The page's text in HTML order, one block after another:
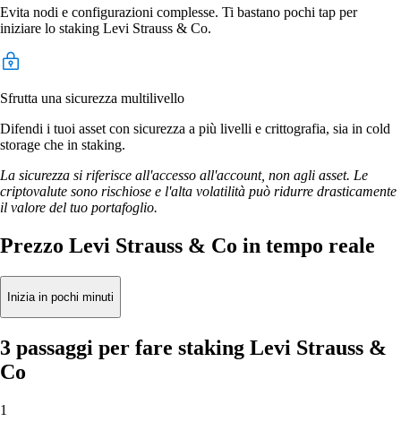
Evita nodi e configurazioni complesse. Ti bastano pochi tap per
iniziare lo staking Levi Strauss & Co.
Sfrutta una sicurezza multilivello
Difendi i tuoi asset con sicurezza a più livelli e crittografia, sia in cold
storage che in staking.
La sicurezza si riferisce all'accesso all'account, non agli asset. Le
criptovalute sono rischiose e l'alta volatilità può ridurre drasticamente
il valore del tuo portafoglio.
Prezzo Levi Strauss & Co in tempo reale
Inizia in pochi minuti
3 passaggi per fare staking Levi Strauss &
Co
1